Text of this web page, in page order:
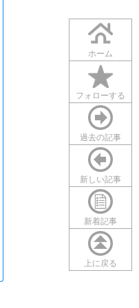
ホーム
フォローする
過去の記事
新しい記事
新着記事
上に戻る